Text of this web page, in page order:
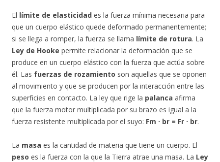
El límite de elasticidad es la fuerza mínima necesaria para
que un cuerpo elástico quede deformado permanentemente;
si se llega a romper, la fuerza se llama límite de rotura. La
Ley de Hooke permite relacionar la deformación que se
produce en un cuerpo elástico con la fuerza que actúa sobre
él. Las fuerzas de rozamiento son aquellas que se oponen
al movimiento y que se producen por la interacción entre las
superficies en contacto. La ley que rige la palanca afirma
que la fuerza motor multiplicada por su brazo es igual a la
fuerza resistente multiplicada por el suyo: Fm · br = Fr · br.
La masa es la cantidad de materia que tiene un cuerpo. El
peso es la fuerza con la que la Tierra atrae una masa. La Ley